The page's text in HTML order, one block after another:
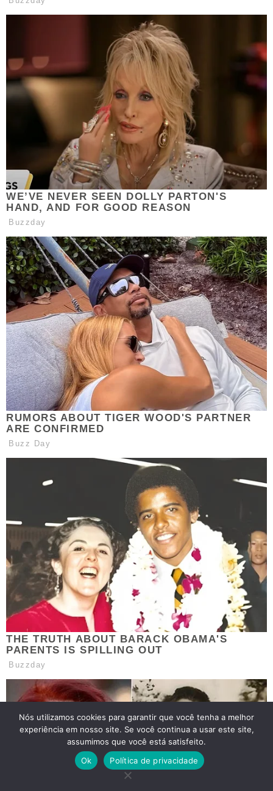
Nós utilizamos cookies para garantir que você tenha a melhor
experiência em nosso site. Se você continua a usar este site,
assumimos que você está satisfeito.
Ok
Política de privacidade